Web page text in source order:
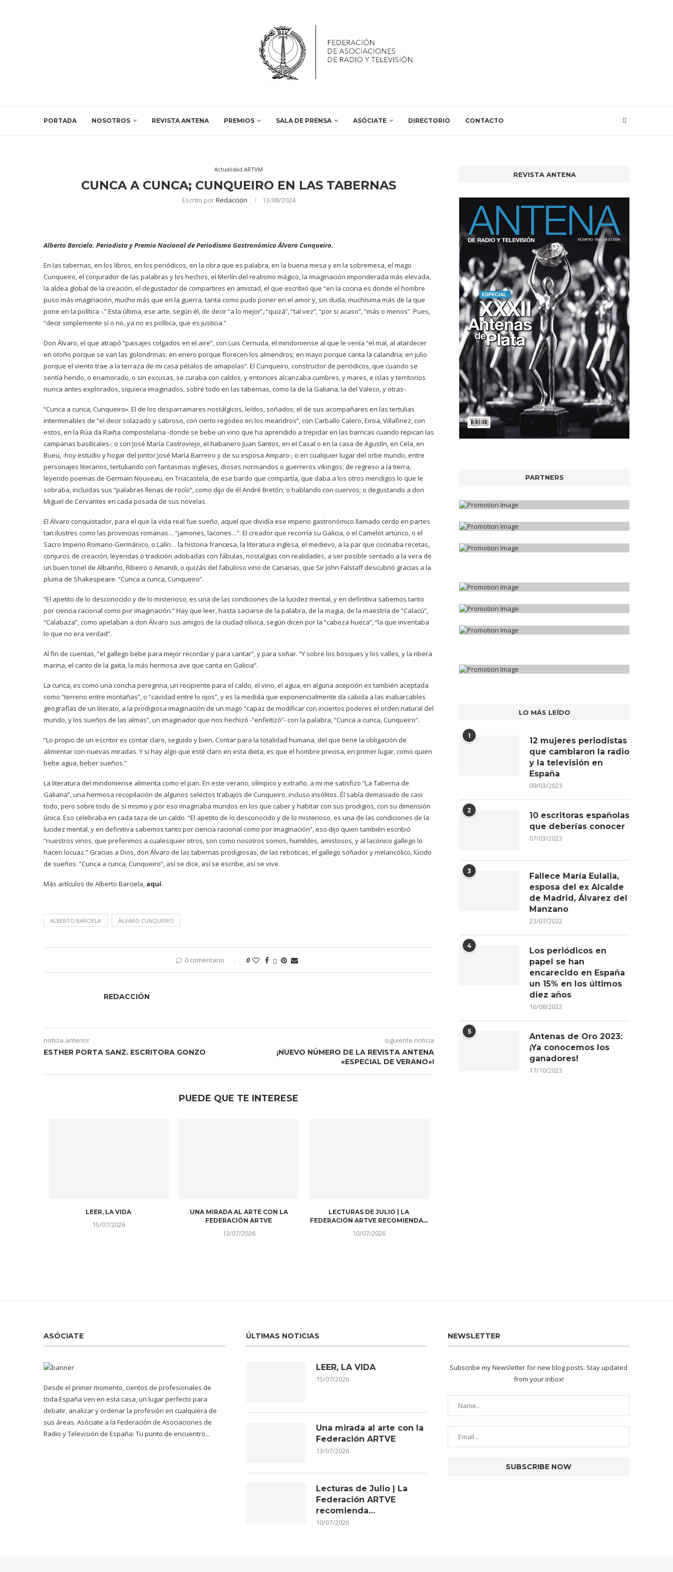
PORTADA NOSOTROS REVISTA ANTENA PREMIOS SALA DE PRENSA ASÓCIATE DIRECTORIO CONTACTO
Actualidad ARTVM
CUNCA A CUNCA; CUNQUEIRO EN LAS TABERNAS
Escrito porRedacción 13/08/2024
Alberto Barciela. Periodistay Premio Nacional de Periodismo Gastronómico Álvaro Cunqueiro.
En las tabernas, en los libros, en los periódicos, en la obra que es palabra, en la buena mesa y en la sobremesa, el mago
Cunqueiro, el conjurador de las palabras y los hechos, el Merlín del realismo mágico, la imaginación imponderada más elevada,
la aldea global de la creación, el degustador de compartires en amistad, el que escribió que “en la cocina es donde el hombre
puso más imaginación, mucho más que en la guerra, tanta como pudo poner en el amor y, sin duda, muchísima más de la que
pone en la política -.” Esta última, ese arte, según él, de decir “a lo mejor”, “quizá”, “tal vez”, “por si acaso”, “más o menos”. Pues,
“decir simplemente sí o no, ya no es política, que es justicia.”
Don Álvaro, el que atrapó “paisajes colgados en el aire”, con Luis Cernuda, el mindoniense al que le venía “el mal, al atardecer
en otoño porque se van las golondrinas; en enero porque florecen los almendros; en mayo porque canta la calandria; en julio
porque el viento trae a la terraza de mi casa pétalos de amapolas”. El Cunqueiro, constructor de periódicos, que cuando se
sentía herido, o enamorado, o sin excusas, se curaba con caldos, y entonces alcanzaba cumbres, y mares, e islas y territorios
nunca antes explorados, siquiera imaginados, sobre todo en las tabernas, como la de la Galiana, la del Valeco, y otras-.
“Cunca a cunca, Cunqueiro». El de los desparramares nostálgicos, leídos, soñados; el de sus acompañares en las tertulias
interminables de “el decir solazado y sabroso, con cierto regodeo en los meandros”, con Carballo Calero, Eiroa, Villafinez, con
estos, en la Rúa da Raiña compostelana -donde se bebe un vino que ha aprendido a trepidar en las barricas cuando repican las
campanas basilicales-; o con José María Castroviejo, el habanero Juan Santos, en el Casal o en la casa de Agustín, en Cela, en
Bueu, -hoy estudio y hogar del pintor José María Barreiro y de su esposa Amparo-; o en cualquier lugar del orbe mundo, entre
personajes literarios, tertuliando con fantasmas ingleses, dioses normandos o guerreros vikingos; de regreso a la tierra,
leyendo poemas de Germain Nouveau, en Triacastela, de ese bardo que compartía, que daba a los otros mendigos lo que le
sobraba, incluidas sus “palabras llenas de rocío”, como dijo de él André Bretón; o hablando con cuervos; o degustando a don
Miguel de Cervantes en cada posada de sus novelas.
El Álvaro conquistador, para el que la vida real fue sueño, aquel que dividía ese imperio gastronómico llamado cerdo en partes
tan ilustres como las provincias romanas… “jamones, lacones…”. El creador que recorría su Galicia, o el Camelot artúrico, o el
Sacro Imperio Romano-Germánico, o Lalín… la historia francesa, la literatura inglesa, el medievo, a la par que cocinaba recetas,
conjuros de creación, leyendas o tradición adobadas con fábulas, nostalgias con realidades, a ser posible sentado a la vera de
un buen tonel de Albariño, Ribeiro o Amandi, o quizás del fabuloso vino de Canarias, que Sir John Falstaff descubrió gracias a la
pluma de Shakespeare. “Cunca a cunca, Cunqueiro”.
“El apetito de lo desconocido y de lo misterioso, es una de las condiciones de la lucidez mental, y en definitiva sabemos tanto
por ciencia racional como por imaginación.” Hay que leer, hasta saciarse de la palabra, de la magia, de la maestría de “Calacú”,
“Calabaza”, como apelaban a don Álvaro sus amigos de la ciudad olívica, según dicen por la “cabeza hueca”, “la que inventaba
lo que no era verdad”.
Al fin de cuentas, “el gallego bebe para mejor recordar y para cantar”, y para soñar. “Y sobre los bosques y los valles, y la ribera
marina, el canto de la gaita, la más hermosa ave que canta en Galicia”.
La cunca, es como una concha peregrina, un recipiente para el caldo, el vino, el agua, en alguna acepción es también aceptada
como “terreno entre montañas”, o “cavidad entre lo ojos”, y es la medida que exponencialmente da cabida a las inabarcables
geografías de un literato, a la prodigiosa imaginación de un mago “capaz de modificar con inciertos poderes el orden natural del
mundo, y los sueños de las almas”, un imaginador que nos hechizó -“enfeitizó”- con la palabra, “Cunca a cunca, Cunqueiro”.
“Lo propio de un escritor es contar claro, seguido y bien. Contar para la totalidad humana, del que tiene la obligación de
alimentar con nuevas miradas. Y si hay algo que esté claro en esta dieta, es que el hombre precisa, en primer lugar, como quien
bebe agua, beber sueños.”
La literatura del mindoniense alimenta como el pan. En este verano, olímpico y extraño, a mi me satisfizo “La Taberna de
Galiana”, una hermosa recopilación de algunos selectos trabajos de Cunqueiro, incluso insólitos. Él sabía demasiado de casi
todo, pero sobre todo de sí mismo y por eso imaginaba mundos en los que caber y habitar con sus prodigios, con su dimensión
única. Eso celebraba en cada taza de un caldo. “El apetito de lo desconocido y de lo misterioso, es una de las condiciones de la
lucidez mental, y en definitiva sabemos tanto por ciencia racional como por imaginación”, eso dijo quien también escribió
“nuestros vinos, que preferimos a cualesquier otros, son como nosotros somos, humildes, amistosos, y al lacónico gallego lo
hacen locuaz.” Gracias a Dios, don Álvaro de las tabernas prodigiosas, de las reboticas, el gallego soñador y melancólico, lúcido
de sueños. “Cunca a cunca, Cunqueiro”, así se dice, así se escribe, así se vive.
Más artículos de Alberto Barciela, aquí.
ALBERTO BARCIELA ÁLVARO CUNQUEIRO
0 comentario 0
REDACCIÓN
noticia anterior
ESTHER PORTA SANZ. ESCRITORA GONZO
siguiente noticia
¡NUEVO NÚMERO DE LA REVISTA ANTENA
«ESPECIAL DE VERANO»!
PUEDE QUE TE INTERESE
LEER, LA VIDA
15/07/2026
UNA MIRADA AL ARTE CON LA
FEDERACIÓN ARTVE
13/07/2026
LECTURAS DE JULIO | LA
FEDERACIÓN ARTVE RECOMIENDA…
10/07/2026
REVISTA ANTENA
PARTNERS
LO MÁS LEÍDO
1
12 mujeres periodistas
que cambiaron la radio
y la televisión en
España
09/03/2023
2
10 escritoras españolas
que deberías conocer
07/03/2023
3
Fallece María Eulalia,
esposa del ex Alcalde
de Madrid, Álvarez del
Manzano
23/07/2022
4
Los periódicos en
papel se han
encarecido en España
un 15% en los últimos
diez años
16/08/2022
5
Antenas de Oro 2023:
¡Ya conocemos los
ganadores!
17/10/2023
ASÓCIATE
Desde el primer momento, cientos de profesionales de
toda España ven en esta casa, un lugar perfecto para
debatir, analizar y ordenar la profesión en cualquiera de
sus áreas. Asóciate a la Federación de Asociaciones de
Radio y Televisión de España: Tu punto de encuentro...
ÚLTIMAS NOTICIAS
LEER, LA VIDA
15/07/2026
Una mirada al arte con la
Federación ARTVE
13/07/2026
Lecturas de Julio | La
Federación ARTVE
recomienda…
10/07/2026
NEWSLETTER
Subscribe my Newsletter for new blog posts. Stay updated
from your inbox!